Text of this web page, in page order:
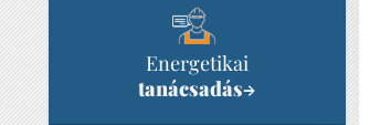
Energetikai
tanácsadás→